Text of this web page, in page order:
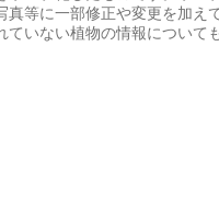
真等に一部修正や変更を加え
ていない植物の情報について